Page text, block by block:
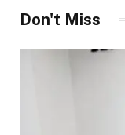
Don't Miss